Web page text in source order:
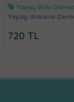
Yapay Bitki
Yapay dracena
720 TL